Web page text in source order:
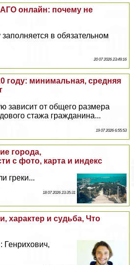
онлайн: почему не
в обязательном
20 07 2026 23:49:16
году: минимальная, средняя
зависит от общего размера
стажа гражданина...
19 07 2026 6:55:53
города,
с фото, карта и индекс
греки...
18 07 2026 23:35:31
хаpaктер и судьба, Что
Генрихович,